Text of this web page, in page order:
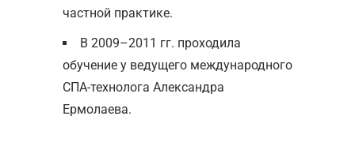
частной практике.
В 2009–2011 гг. проходила
обучение у ведущего международного
СПА-технолога Александра
Ермолаева.